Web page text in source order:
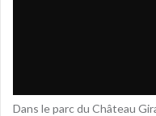
Dans le parc du Château